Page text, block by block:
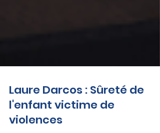
Laure Darcos : Sûreté de
l'enfant victime de